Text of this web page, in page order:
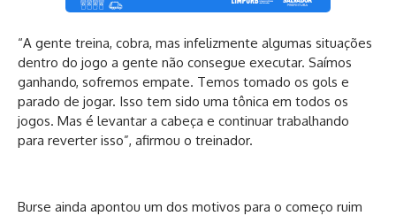
“A gente treina, cobra, mas infelizmente algumas situações
dentro do jogo a gente não consegue executar. Saímos
ganhando, sofremos empate. Temos tomado os gols e
parado de jogar. Isso tem sido uma tônica em todos os
jogos. Mas é levantar a cabeça e continuar trabalhando
para reverter isso”, afirmou o treinador.
Burse ainda apontou um dos motivos para o começo ruim